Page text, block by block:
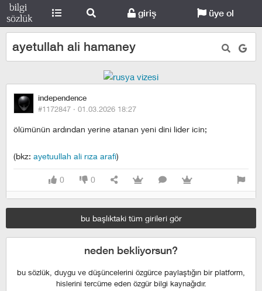
giriş üye ol
ayetullah ali hamaney
independence
#1172847 · 01.03.2026 18:27
ölümünün ardından yerine atanan yeni dini lider icin;
(bkz: ayetuullah ali rıza arafi)
0 0
bu başlıktaki tüm girileri gör
neden bekliyorsun?
bu sözlük, duygu ve düşüncelerini özgürce paylaştığın bir platform,
hislerini tercüme eden özgür bilgi kaynağıdır.